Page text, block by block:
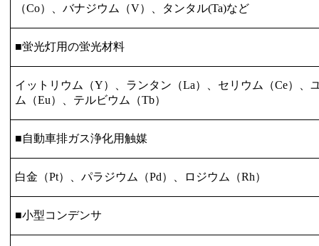
（Co）、バナジウム（V）、タンタル(Ta)など
■蛍光灯用の蛍光材料
イットリウム（Y）、ランタン（La）、セリウム（Ce）、
ム（Eu）、テルビウム（Tb）
■自動車排ガス浄化用触媒
白金（Pt）、パラジウム（Pd）、ロジウム（Rh）
■小型コンデンサ